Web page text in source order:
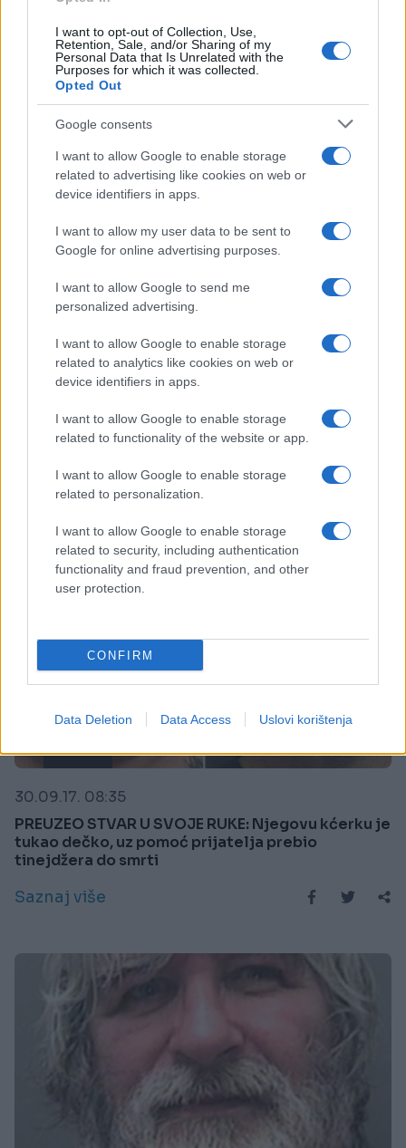
I want to opt-out of Collection, Use,
Retention, Sale, and/or Sharing of my
Personal Data that Is Unrelated with the
Purposes for which it was collected.
Opted Out
Google consents
I want to allow Google to enable storage
related to advertising like cookies on web or
device identifiers in apps.
I want to allow my user data to be sent to
Google for online advertising purposes.
I want to allow Google to send me
personalized advertising.
I want to allow Google to enable storage
related to analytics like cookies on web or
device identifiers in apps.
I want to allow Google to enable storage
related to functionality of the website or app.
I want to allow Google to enable storage
related to personalization.
I want to allow Google to enable storage
related to security, including authentication
functionality and fraud prevention, and other
user protection.
CONFIRM
Data Deletion Data Access Uslovi korištenja
Saznaj više
BOSNA I HERCEGOVINA
30.09.17. 10:19
Vozač koji je izazvao saobraćajnu nesreću u
Sarajevskoj općini Novo Sarajevo jutros je
uhapšen
30.09.17. 08:35
PREUZEO STVAR U SVOJE RUKE: Njegovu kćerku je
tukao dečko, uz pomoć prijatelja prebio
tinejdžera do smrti
Saznaj više